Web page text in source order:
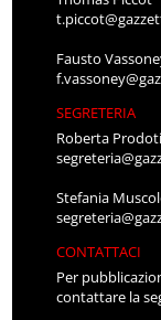
Fausto
SEGRETERIA
Roberta Prodoti
Stefania
CONTATTACI
Per
contattare la